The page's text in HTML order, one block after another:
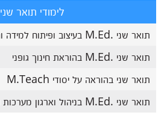
לימודי תואר שני
תואר שני .M.Ed בעיצוב ופיתוח למידה והוראה
תואר שני .M.Ed בהוראת חינוך גופני
תואר שני בהוראה על יסודי M.Teach
תואר שני .M.Ed בניהול וארגון מערכות חינוך